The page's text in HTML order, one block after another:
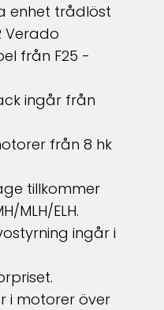
enhet trådlöst
Verado
från F25 -
ingår från
från 8 hk
tillkommer
MLH/ELH.
ingår i
i motorer över